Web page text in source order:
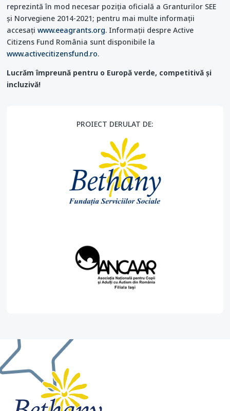
reprezintă în mod necesar poziția oficială a Granturilor SEE
și Norvegiene 2014-2021; pentru mai multe informații
accesațiwww.eeagrants.org. Informații despre Active
Citizens Fund România sunt disponibile la
www.activecitizensfund.ro.
Lucrăm împreună pentru o Europă verde, competitivă și
incluzivă!
PROIECT DERULAT DE: